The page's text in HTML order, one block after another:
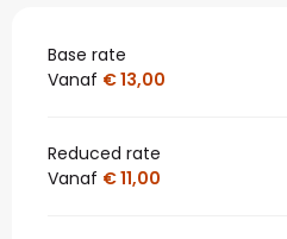
Base rate
Vanaf € 13,00
Reduced rate
Vanaf € 11,00